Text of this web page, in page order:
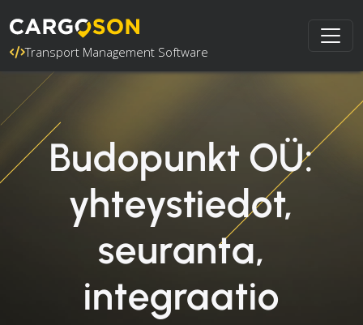
Transport Management Software
Budopunkt OÜ:
yhteystiedot,
seuranta,
integraatio